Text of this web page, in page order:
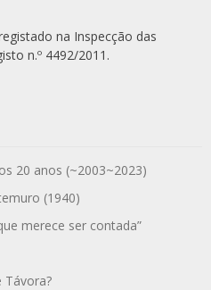
na Inspecção das
n.º 4492/2011.
20 anos (~2003~2023)
(1940)
merece ser contada”
Távora?